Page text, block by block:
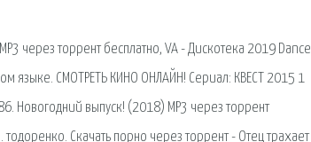
через торрент бесплатно, VA - Дискотека 2019 Dance
языке. СМОТРЕТЬ КИНО ОНЛАЙН! Сериал: КВЕСТ 2015 1
Новогодний выпуск! (2018) MP3 через торрент
Скачать порно через торрент - Отец трахает